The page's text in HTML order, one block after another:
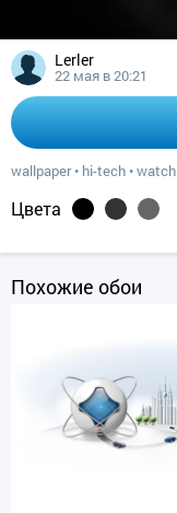
Lerler
22 мая в 20:21
wallpaper• hi-tech •watch
Цвета
Похожие обои